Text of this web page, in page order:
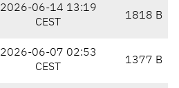
2026-06-14 13:19
CEST
1818 B
2026-06-07 02:53
CEST
1377 B